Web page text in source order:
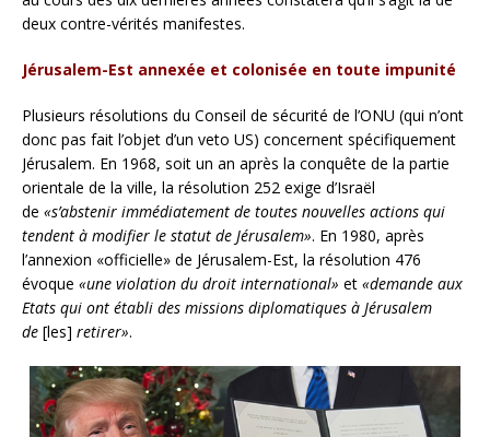
deux contre-vérités manifestes.
Jérusalem-Est annexée et colonisée en toute impunité
Plusieurs résolutions du Conseil de sécurité de l’ONU (qui n’ont
donc pas fait l’objet d’un veto US) concernent spécifiquement
Jérusalem. En 1968, soit un an après la conquête de la partie
orientale de la ville, la résolution 252 exige d’Israël
de «s’abstenir immédiatement de toutes nouvelles actions qui
tendent à modifier le statut de Jérusalem». En 1980, après
l’annexion «officielle» de Jérusalem-Est, la résolution 476
évoque «une violation du droit international» et «demande aux
Etats qui ont établi des missions diplomatiques à Jérusalem
de [les] retirer».